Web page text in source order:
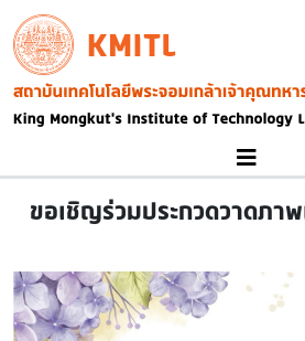
Skip to main content
KMITL
Image
ขอเชิญร่วมประกวดวาดภา